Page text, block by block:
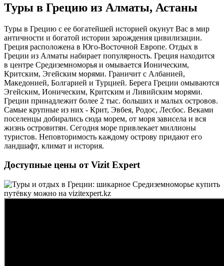
Туры в Грецию из Алматы, Астаны
Туры в Грецию с ее богатейшей историей окунут Вас в мир
античности и богатой истории зарождения цивилизации.
Греция расположена в Юго-Восточной Европе. Отдых в
Греции из Алматы набирает популярность. Греция находится
в центре Средиземноморья и омывается Ионическим,
Критским, Эгейским морями. Граничит с Албанией,
Македонией, Болгарией и Турцией. Берега Греции омываются
Эгейским, Ионическим, Критским и Ливийским морями.
Греции принадлежит более 2 тыс. больших и малых островов.
Самые крупные из них - Крит, Эвбея, Родос, Лесбос. Веками
поселенцы добирались сюда морем, от моря зависела и вся
жизнь островитян. Сегодня море привлекает миллионы
туристов. Неповторимость каждому острову придают его
ландшафт, климат и история.
Доступные цены от Vizit Expert